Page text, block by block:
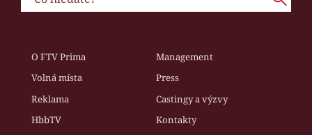
O FTV Prima
Management
Volná místa
Press
Reklama
Castingy a výzvy
HbbTV
Kontakty